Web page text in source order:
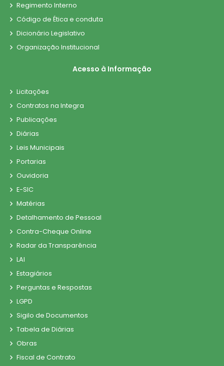
Regimento Interno
Código de Ética e conduta
Dicionário Legislativo
Organização Institucional
Acesso à Informação
Licitações
Contratos na Integra
Publicações
Diárias
Leis Municipais
Portarias
Ouvidoria
E-SIC
Matérias
Detalhamento de Pessoal
Contra-Cheque Online
Radar da Transparência
LAI
Estagiários
Perguntas e Respostas
LGPD
Sigilo de Documentos
Tabela de Diárias
Obras
Fiscal de Contrato